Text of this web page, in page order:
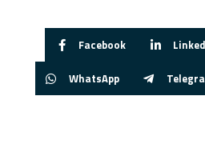
Facebook
WhatsApp